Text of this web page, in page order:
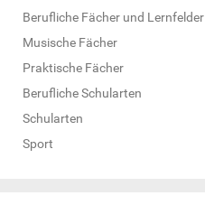
Berufliche Fächer und Lernfelder
Musische Fächer
Praktische Fächer
Berufliche Schularten
Schularten
Sport